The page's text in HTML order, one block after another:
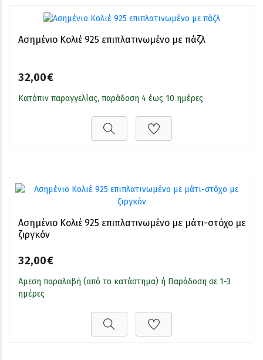
Ασημένιο Κολιέ 925 επιπλατινωμένο με πάζλ
32,00€
Κατόπιν παραγγελίας, παράδοση 4 έως 10 ημέρες
Ασημένιο Κολιέ 925 επιπλατινωμένο με μάτι-στόχο με
ζιργκόν
32,00€
Άμεση παραλαβή (από το κατάστημα) ή Παράδοση σε 1-3
ημέρες